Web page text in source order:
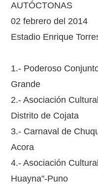
AUTÓCTONAS
02 febrero del 2014
Estadio Enrique
1.- Poderoso
Grande
2.- Asociación
Distrito de Cojata
3.- Carnaval de
Acora
4.- Asociación
Huayna"-Puno